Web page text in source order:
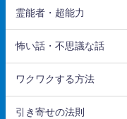
霊能者・超能力
怖い話・不思議な話
ワクワクする方法
引き寄せの法則